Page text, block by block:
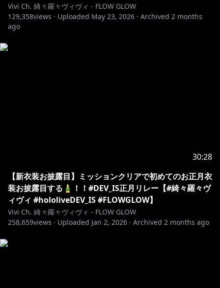
✧♡✧♡✧♡✧♡✧♡✧♡✧♡✧♡✧♡✧♡✧♡
✧♡✧♡✧♡✧♡✧♡✧♡✧♡✧♡✧♡✧♡✧♡
ホロライブプロダクションから未成年の視聴者へのお願
い。
Vivi Ch. 綺々羅々ヴィヴィ - FLOW GLOW
129,358views · Uploaded May 23, 2026 · Archived 2 months
ago
30:28
【新衣装お披露目】ミッションクリアで初めてのお正月衣
装お披露目する🎍！！#DEV_IS正月リレー【#綺々羅々ヴ
ィヴィ #hololiveDEV_IS #FLOWGLOW】
Vivi Ch. 綺々羅々ヴィヴィ - FLOW GLOW
258,659views · Uploaded Jan 2, 2026 · Archived 2 months ago